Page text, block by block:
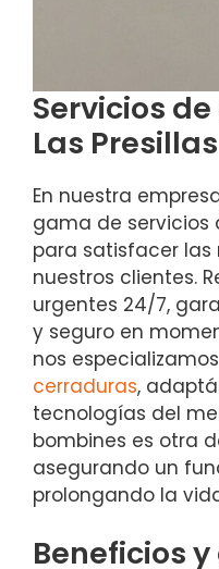
Servicios
Las Presillas
En nuestra
gama de servicios
para satisfacer las
nuestros clientes.
urgentes 24/7,
y seguro en
nos
cerraduras,
tecnologías del
bombines es otra
asegurando un
prolongando la
Beneficios